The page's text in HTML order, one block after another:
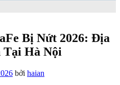
Bị Nứt 2026: Địa
Tại Hà Nội
bởi haian